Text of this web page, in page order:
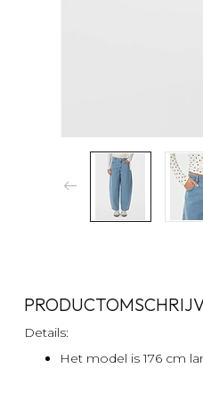
Details:
Het model is 176 cm